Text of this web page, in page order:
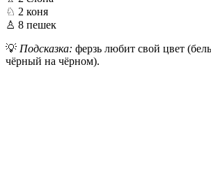
♘ 2 коня
♙ 8 пешек
💡 Подсказка: ферзь любит свой цвет
чёрный на чёрном).